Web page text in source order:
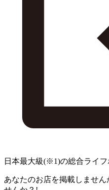
日本最大級(※1)の総合ライフ
あなたのお店を掲載しません